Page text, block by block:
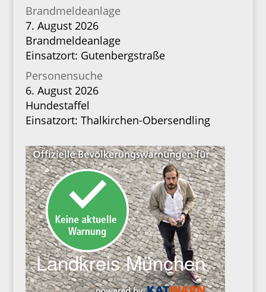
Brandmeldeanlage
7. August 2026
Brandmeldeanlage
Einsatzort: Gutenbergstraße
Personensuche
6. August 2026
Hundestaffel
Einsatzort: Thalkirchen-Obersendling